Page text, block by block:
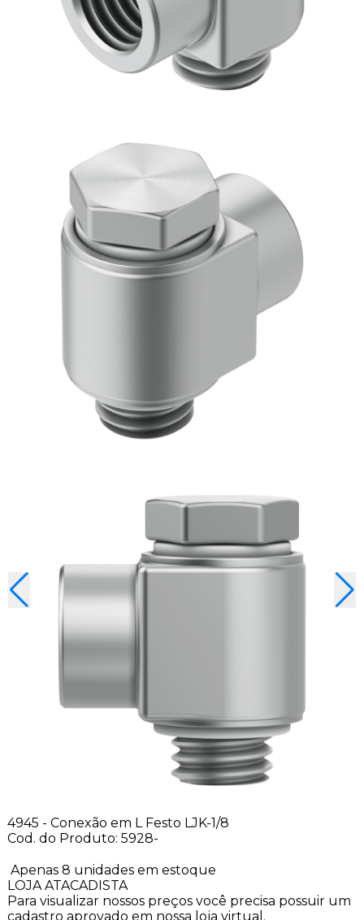
4945 - Conexão em L Festo LJK-1/8
Cod. do Produto: 5928-
Apenas 8 unidades em estoque
LOJA ATACADISTA
Para visualizar nossos preços você precisa possuir um
cadastro aprovado em nossa loja virtual.